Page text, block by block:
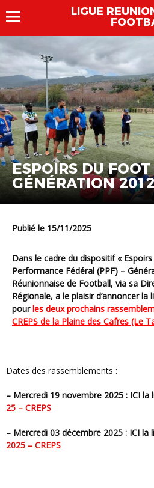
LIGUE
ESPOIRS DU FOOT
GÉNÉRATION
Publié le 15/11/2025
Dans le cadre du dispositif « Espoirs du Foot » – Projet de
Performance Fédéral (PPF) –
Réunionnaise de Football, via sa
Régionale, a le plaisir d’annoncer
pour les deux prochains
CREPS de la Plaine des Cafres (Le
Dates des rassemblements :
– Mercredi 19 novembre 2025 : ICI la
25 – CREPS
– Mercredi 03 décembre 2025 : ICI la
2025 – CREPS